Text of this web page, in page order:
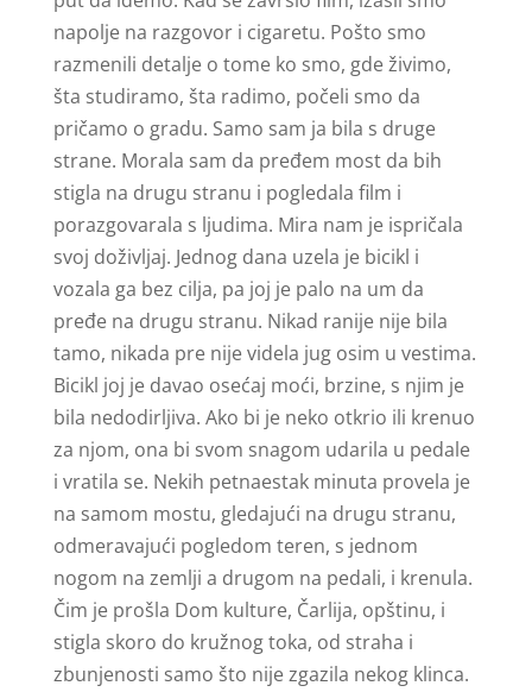
napolje na razgovor i cigaretu. Pošto smo
razmenili detalje o tome ko smo, gde živimo,
šta studiramo, šta radimo, počeli smo da
pričamo o gradu. Samo sam ja bila s druge
strane. Morala sam da pređem most da bih
stigla na drugu stranu i pogledala film i
porazgovarala s ljudima. Mira nam je ispričala
svoj doživljaj. Jednog dana uzela je bicikl i
vozala ga bez cilja, pa joj je palo na um da
pređe na drugu stranu. Nikad ranije nije bila
tamo, nikada pre nije videla jug osim u vestima.
Bicikl joj je davao osećaj moći, brzine, s njim je
bila nedodirljiva. Ako bi je neko otkrio ili krenuo
za njom, ona bi svom snagom udarila u pedale
i vratila se. Nekih petnaestak minuta provela je
na samom mostu, gledajući na drugu stranu,
odmeravajući pogledom teren, s jednom
nogom na zemlji a drugom na pedali, i krenula.
Čim je prošla Dom kulture, Čarlija, opštinu, i
stigla skoro do kružnog toka, od straha i
zbunjenosti samo što nije zgazila nekog klinca.